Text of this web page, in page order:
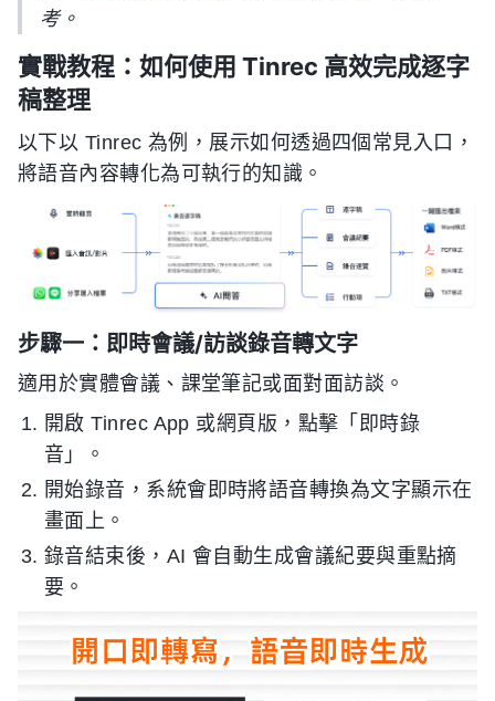
考。
實戰教程：如何使用 Tinrec 高效完成逐字
稿整理
以下以 Tinrec 為例，展示如何透過四個常見入口，
將語音內容轉化為可執行的知識。
步驟一：即時會議/訪談錄音轉文字
適用於實體會議、課堂筆記或面對面訪談。
開啟 Tinrec App 或網頁版，點擊「即時錄
音」。
開始錄音，系統會即時將語音轉換為文字顯示在
畫面上。
錄音結束後，AI 會自動生成會議紀要與重點摘
要。